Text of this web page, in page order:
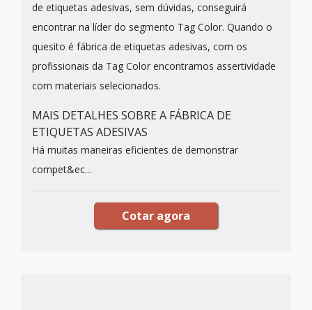
de etiquetas adesivas, sem dúvidas, conseguirá
encontrar na líder do segmento Tag Color. Quando o
quesito é fábrica de etiquetas adesivas, com os
profissionais da Tag Color encontramos assertividade
com materiais selecionados.
MAIS DETALHES SOBRE A FÁBRICA DE
ETIQUETAS ADESIVAS
Há muitas maneiras eficientes de demonstrar
compet&ec...
Cotar agora